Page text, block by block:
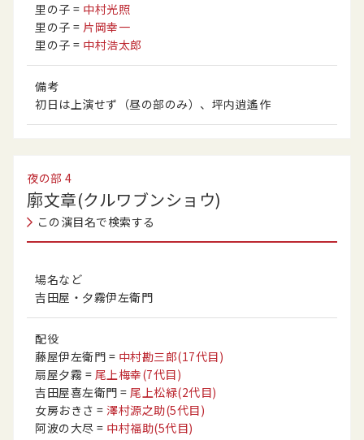
里の子 = 中村光照
里の子 = 片岡幸一
里の子 = 中村浩太郎
備考
初日は上演せず（昼の部のみ）、坪内逍遙作
夜の部 4
廓文章(クルワブンショウ)
この演目名で検索する
場名など
吉田屋・夕霧伊左衛門
配役
藤屋伊左衛門 = 中村勘三郎(17代目)
扇屋夕霧 = 尾上梅幸(7代目)
吉田屋喜左衛門 = 尾上松緑(2代目)
女房おきさ = 澤村源之助(5代目)
阿波の大尽 = 中村福助(5代目)